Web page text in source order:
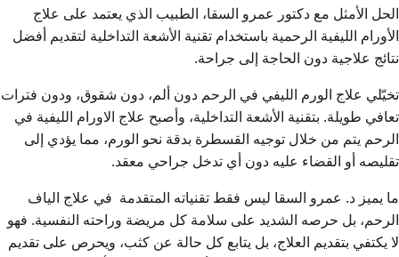
الحل الأمثل مع دكتور عمرو السقا، الطبيب الذي يعتمد على علاج
الأورام الليفية الرحمية باستخدام تقنية الأشعة التداخلية لتقديم أفضل
نتائج علاجية دون الحاجة إلى جراحة.
تخيّلي علاج الورم الليفي في الرحم دون ألم، دون شقوق، ودون فترات
تعافي طويلة. بتقنية الأشعة التداخلية، وأصبح علاج الاورام الليفية في
الرحم يتم من خلال توجيه القسطرة بدقة نحو الورم، مما يؤدي إلى
تقليصه أو القضاء عليه دون أي تدخل جراحي معقد.
ما يميز د. عمرو السقا ليس فقط تقنياته المتقدمة في علاج الياف
الرحم، بل حرصه الشديد على سلامة كل مريضة وراحته النفسية. فهو
لا يكتفي بتقديم العلاج، بل يتابع كل حالة عن كثب، ويحرص على تقديم